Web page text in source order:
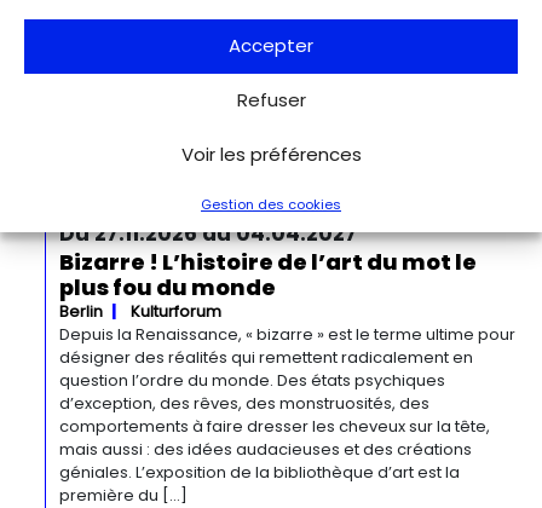
Accepter
Refuser
Voir les préférences
Gestion des cookies
novatrice qui présente environ 35 peintures architecturales
réalisées entre les années 1920 et 1960. Pionnière de l’art
moderne, O’Keeffe a célébré la beauté et la complexité
œuvres remarquables. Tout au long de sa longue carrière,
l’artiste a puisé son inspiration dans […]
Du 27.11.2026 au 04.04.2027
Bizarre ! L’histoire de l’art du mot le
plus fou du monde
Berlin
Kulturforum
Depuis la Renaissance, « bizarre » est le terme ultime pour
désigner des réalités qui remettent radicalement en
question l’ordre du monde. Des états psychiques
d’exception, des rêves, des monstruosités, des
comportements à faire dresser les cheveux sur la tête,
mais aussi : des idées audacieuses et des créations
géniales. L’exposition de la bibliothèque d’art est la
première du […]